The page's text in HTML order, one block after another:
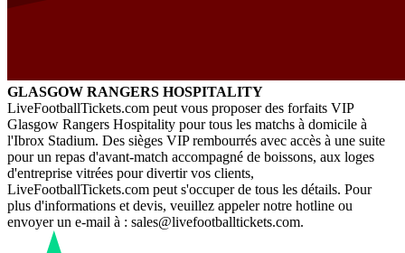
GLASGOW RANGERS HOSPITALITY
LiveFootballTickets.com peut vous proposer des forfaits VIP
Glasgow Rangers Hospitality pour tous les matchs à domicile à
l'Ibrox Stadium. Des sièges VIP rembourrés avec accès à une suite
pour un repas d'avant-match accompagné de boissons, aux loges
d'entreprise vitrées pour divertir vos clients,
LiveFootballTickets.com peut s'occuper de tous les détails. Pour
plus d'informations et devis, veuillez appeler notre hotline ou
envoyer un e-mail à : sales@livefootballtickets.com.